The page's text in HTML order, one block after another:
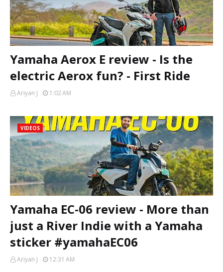
Yamaha Aerox E review - Is the
electric Aerox fun? - First Ride
Ariyan J 1:02 AM
VIDEOS
Yamaha EC-06 review - More than
just a River Indie with a Yamaha
sticker #yamahaEC06
Ariyan J 12:31 AM